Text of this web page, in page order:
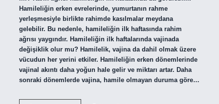
Hamileliğin erken evrelerinde, yumurtanın rahme
yerleşmesiyle birlikte rahimde kasılmalar meydana
gelebilir. Bu nedenle, hamileliğin ilk haftasında rahim
ağrısı yaygındır. Hamileliğin ilk haftalarında vajinada
değişiklik olur mu? Hamilelik, vajina da dahil olmak üzere
vücudun her yerini etkiler. Hamileliğin erken dönemlerinde
vajinal akıntı daha yoğun hale gelir ve miktarı artar. Daha
sonraki dönemlerde vajina, hamile olmayan duruma göre…